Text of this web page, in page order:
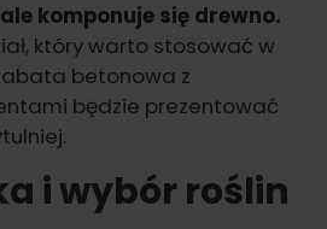
komponuje się drewno.
który warto stosować w
betonowa z
będzie prezentować
i wybór roślin